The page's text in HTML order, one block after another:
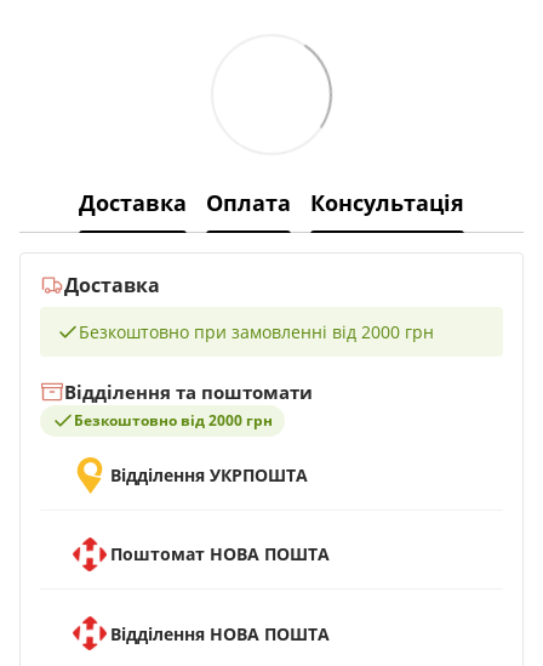
Доставка Оплата Консультація
Доставка
Безкоштовно при замовленні від 2000 грн
Відділення та поштомати
Безкоштовно від 2000 грн
Відділення УКРПОШТА
Поштомат НОВА ПОШТА
Відділення НОВА ПОШТА